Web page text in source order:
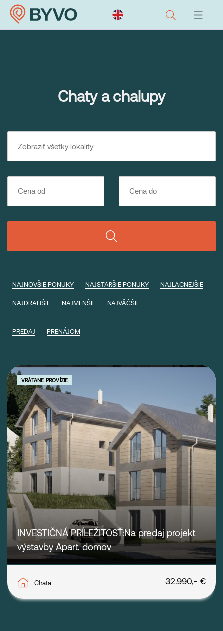
Chaty a chalupy
NAJNOVŠIE PONUKY NAJSTARŠIE PONUKY NAJLACNEJŠIE
NAJDRAHŠIE NAJMENŠIE NAJVÄČŠIE
PREDAJ PRENÁJOM
VRÁTANE PROVÍZIE
INVESTIČNÁ PRÍLEŽITOSŤ:Na predaj projekt
výstavby Apart. domov
Chata
32.990,- €